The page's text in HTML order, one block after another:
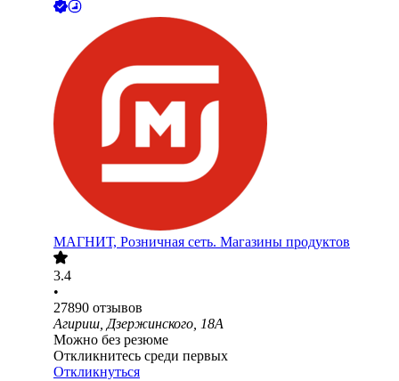
МАГНИТ, Розничная сеть. Магазины продуктов
3.4
•
27890 отзывов
Агириш, Дзержинского, 18А
Можно без резюме
Откликнитесь среди первых
Откликнуться